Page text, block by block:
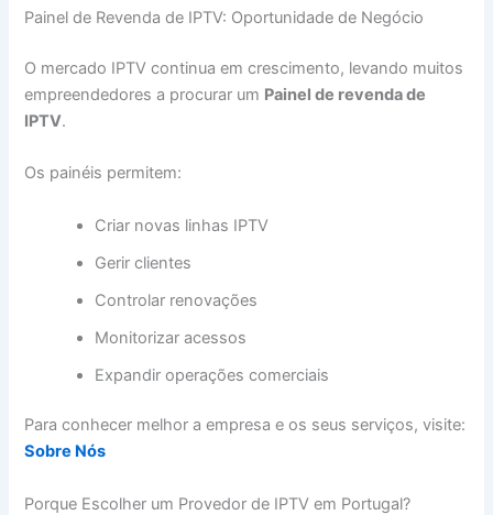
Painel de Revenda de IPTV: Oportunidade de Negócio
O mercado IPTV continua em crescimento, levando muitos
empreendedores a procurar um Painel de revenda de
IPTV.
Os painéis permitem:
Criar novas linhas IPTV
Gerir clientes
Controlar renovações
Monitorizar acessos
Expandir operações comerciais
Para conhecer melhor a empresa e os seus serviços, visite:
Sobre Nós
Porque Escolher um Provedor de IPTV em Portugal?